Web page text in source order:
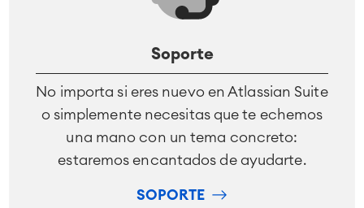
Soporte
No importa si eres nuevo en Atlassian Suite
o simplemente necesitas que te echemos
una mano con un tema concreto:
estaremos encantados de ayudarte.
SOPORTE